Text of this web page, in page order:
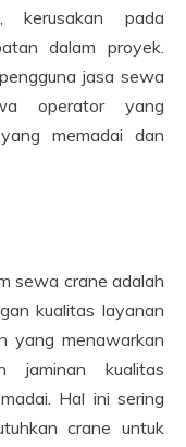
kerusakan pada
dalam proyek.
jasa sewa
operator yang
memadai dan
sewa crane adalah
kualitas layanan
yang menawarkan
jaminan kualitas
Hal ini sering
crane untuk